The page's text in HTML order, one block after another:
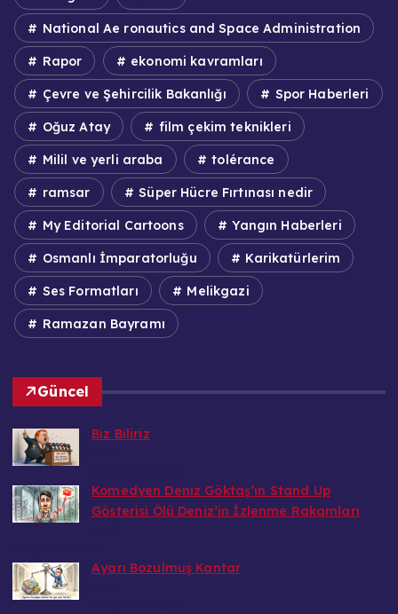
National Ae ronautics and Space Administration
Rapor ekonomi kavramları
Çevre ve Şehircilik Bakanlığı Spor Haberleri
Oğuz Atay film çekim teknikleri
Milil ve yerli araba tolérance
ramsar Süper Hücre Fırtınası nedir
My Editorial Cartoons Yangın Haberleri
Osmanlı İmparatorluğu Karikatürlerim
Ses Formatları Melikgazi
Ramazan Bayramı
Güncel
Biz Biliriz
Komedyen Deniz Göktaş’ın Stand Up
Gösterisi Ölü Deniz’in İzlenme Rakamları
Ayarı Bozulmuş Kantar